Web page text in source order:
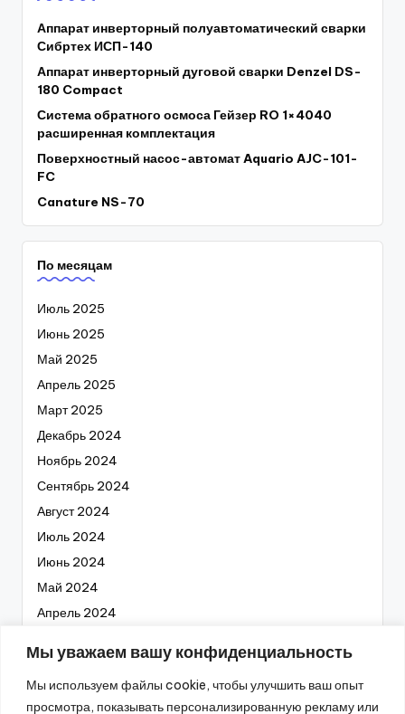
Мы уважаем вашу конфиденциальность
Мы используем файлы cookie, чтобы улучшить ваш опыт
просмотра, показывать персонализированную рекламу или
Аппарат инверторный полуавтоматический сварки
Сибртех ИСП-140
Аппарат инверторный дуговой сварки Denzel DS-
180 Compact
Система обратного осмоса Гейзер RO 1×4040
расширенная комплектация
Поверхностный насос-автомат Aquario AJC-101-
FC
Canature NS-70
По месяцам
Июль 2025
Июнь 2025
Май 2025
Апрель 2025
Март 2025
Декабрь 2024
Ноябрь 2024
Сентябрь 2024
Август 2024
Июль 2024
Июнь 2024
Май 2024
Апрель 2024
Февраль 2024
Январь 2024